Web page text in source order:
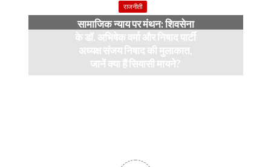
राजनीती
सामाजिक न्याय पर मंथन: शिवसेना
के डॉ. अभिषेक वर्मा और निषाद पार्टी
अध्यक्ष संजय निषाद की मुलाकात,
जानें क्या हैं सियासी मायने?